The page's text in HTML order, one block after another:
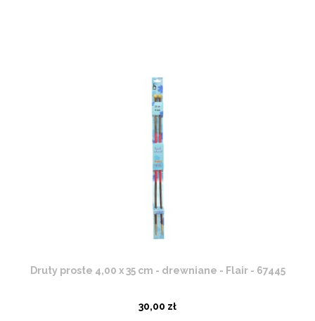
Druty proste 4,00 x 35 cm - drewniane - Flair - 67445
30,00 zł